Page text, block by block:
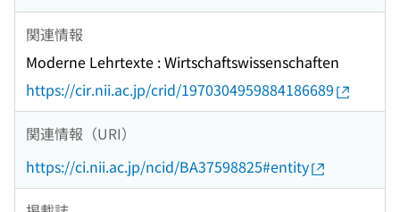
関連情報
Moderne Lehrtexte : Wirtschaftswissenschaften
https://cir.nii.ac.jp/crid/1970304959884186689
関連情報（URI）
https://ci.nii.ac.jp/ncid/BA37598825#entity